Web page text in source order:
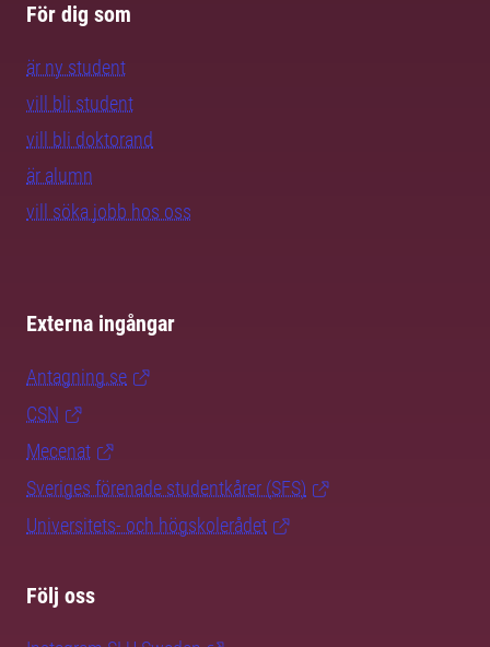
För dig som
är ny student
vill bli student
vill bli doktorand
är alumn
vill söka jobb hos oss
Externa ingångar
Antagning.se
CSN
Mecenat
Sveriges förenade studentkårer (SFS)
Universitets- och högskolerådet
Följ oss